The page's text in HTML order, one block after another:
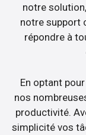
notre
notre support
répondre à
En optant
nos
productivité.
simplicité vos